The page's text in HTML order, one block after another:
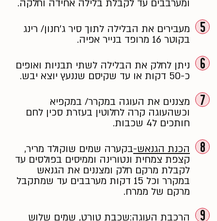
ומערבבים עד לקבלת בלילה אחידה וחלקה.
5
מעבירים את הבלילה לתוך סיר ג׳חנון/ רינג
בקוטר 16 מרופד בנייר אפיה.
6
ניתן לחלק את הבלילה לשתי תבניות ואופים
כ-50 דקות או עד שקיסם שננעץ יוצא יבש.
7
מצננים את העוגה במקרר/ במקפיא
וכשהעוגה קרה לחלוטין בעזרת סכין לחם
חותכים ל4 שכבות.
8 הכנת הגנאש-בקערה שמים שוקולד מריר,
קצפת צמחית ונטורינה וממיסים בפולסים עד
לקבלת מרקם חלק ומצננים את הגנאש
במקרר וכל 15 דקות מערבבים עד שמתקבל
מרקם של ממרח.
9 הרכבת העוגה:שכבת טורט, שמים שלוש